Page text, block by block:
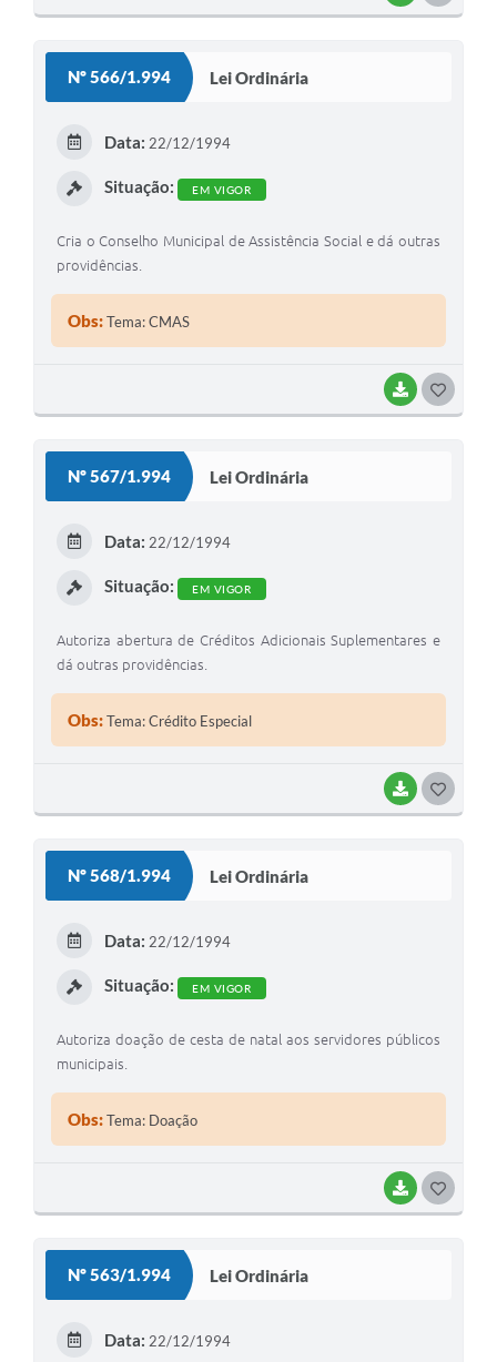
Nº 566/1.994 Lei Ordinária
BAIXAR
Data: 22/12/1994
Situação: EM VIGOR
Cria o Conselho Municipal de Assistência Social e dá outras
providências.
Obs:Tema: CMAS
Nº 567/1.994 Lei Ordinária
BAIXAR
Data: 22/12/1994
Situação: EM VIGOR
Autoriza abertura de Créditos Adicionais Suplementares e
dá outras providências.
Obs:Tema: Crédito Especial
Nº 568/1.994 Lei Ordinária
BAIXAR
Data: 22/12/1994
Situação: EM VIGOR
Autoriza doação de cesta de natal aos servidores públicos
municipais.
Obs:Tema: Doação
Nº 563/1.994 Lei Ordinária
Data: 22/12/1994